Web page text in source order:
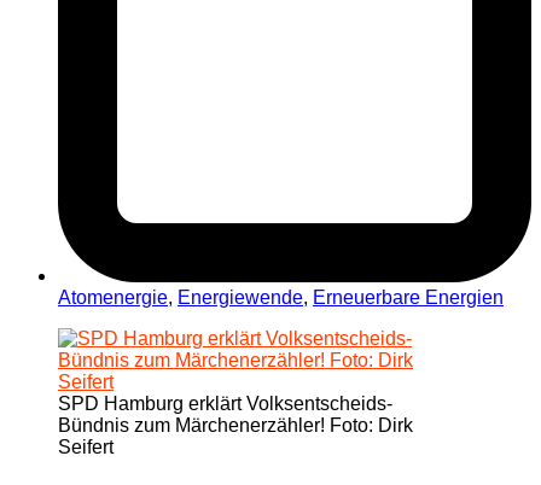
Atomenergie, Energiewende, Erneuerbare Energien
SPD Hamburg erklärt Volksentscheids-
Bündnis zum Märchenerzähler! Foto: Dirk
Seifert